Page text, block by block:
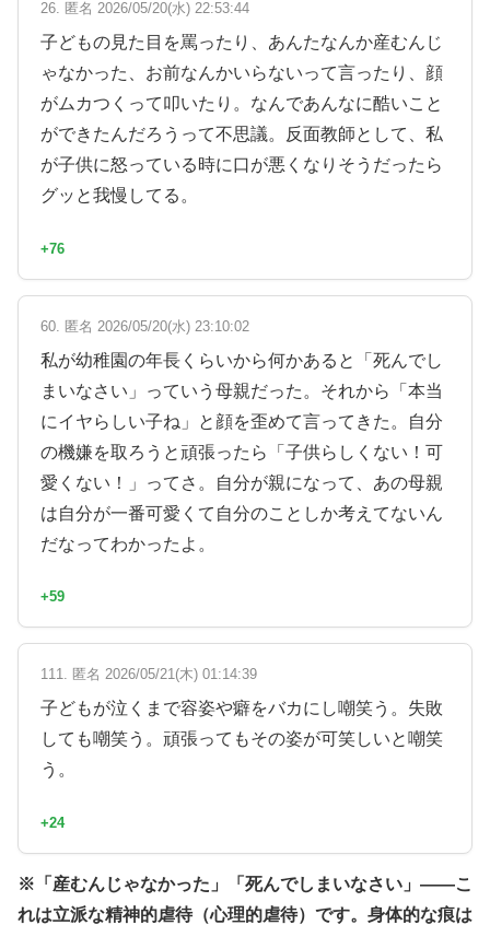
26. 匿名 2026/05/20(水) 22:53:44
子どもの見た目を罵ったり、あんたなんか産むんじ
ゃなかった、お前なんかいらないって言ったり、顔
がムカつくって叩いたり。なんであんなに酷いこと
ができたんだろうって不思議。反面教師として、私
が子供に怒っている時に口が悪くなりそうだったら
グッと我慢してる。
+76
60. 匿名 2026/05/20(水) 23:10:02
私が幼稚園の年長くらいから何かあると「死んでし
まいなさい」っていう母親だった。それから「本当
にイヤらしい子ね」と顔を歪めて言ってきた。自分
の機嫌を取ろうと頑張ったら「子供らしくない！可
愛くない！」ってさ。自分が親になって、あの母親
は自分が一番可愛くて自分のことしか考えてないん
だなってわかったよ。
+59
111. 匿名 2026/05/21(木) 01:14:39
子どもが泣くまで容姿や癖をバカにし嘲笑う。失敗
しても嘲笑う。頑張ってもその姿が可笑しいと嘲笑
う。
+24
※「産むんじゃなかった」「死んでしまいなさい」——こ
れは立派な精神的虐待（心理的虐待）です。身体的な痕は